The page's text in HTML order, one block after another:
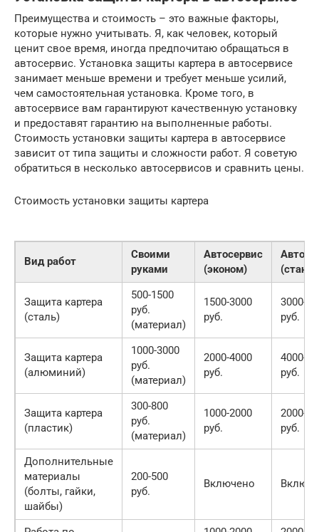
Преимущества и стоимость – это важные факторы,
которые нужно учитывать. Я, как человек, который
ценит свое время, иногда предпочитаю обращаться в
автосервис. Установка защиты картера в автосервисе
занимает меньше времени и требует меньше усилий,
чем самостоятельная установка. Кроме того, в
автосервисе вам гарантируют качественную установку
и предоставят гарантию на выполненные работы.
Стоимость установки защиты картера в автосервисе
зависит от типа защиты и сложности работ. Я советую
обратиться в несколько автосервисов и сравнить цены.
Стоимость установки защиты картера
Вид работ
Своими
руками
Автосервис
(эконом)
Защита картера
(сталь)
500-1500
руб.
(материал)
1500-3000
руб.
3000-
руб.
Защита картера
(алюминий)
1000-3000
руб.
(материал)
2000-4000
руб.
4000-
руб.
Защита картера
(пластик)
300-800
руб.
(материал)
1000-2000
руб.
2000-
руб.
Дополнительные
материалы
(болты, гайки,
шайбы)
200-500
руб.
Включено